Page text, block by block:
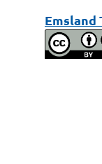
Emsland